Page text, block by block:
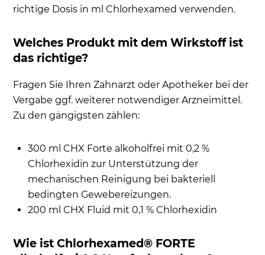
richtige Dosis in ml Chlorhexamed verwenden.
Welches Produkt mit dem Wirkstoff ist
das richtige?
Fragen Sie Ihren Zahnarzt oder Apotheker bei der
Vergabe ggf. weiterer notwendiger Arzneimittel.
Zu den gängigsten zählen:
300 ml CHX Forte alkoholfrei mit 0,2 %
Chlorhexidin zur Unterstützung der
mechanischen Reinigung bei bakteriell
bedingten Gewebereizungen.
200 ml CHX Fluid mit 0,1 % Chlorhexidin
Wie ist Chlorhexamed® FORTE